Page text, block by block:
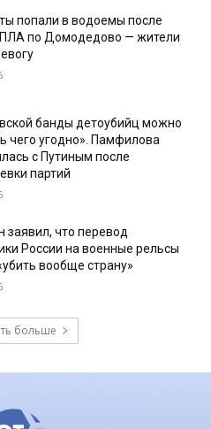
попали в водоемы после
по Домодедово — жители
банды детоубийц можно
чего угодно». Памфилова
с Путиным после
партий
заявил, что перевод
России на военные рельсы
вообще страну»
больше